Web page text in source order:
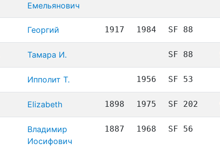
Емельянович
Георгий 1917 1984 SF 88
Тамара И. SF 88
Ипполит Т. 1956 SF 53
Elizabeth 1898 1975 SF 202
Владимир
Иосифович
1887 1968 SF 56